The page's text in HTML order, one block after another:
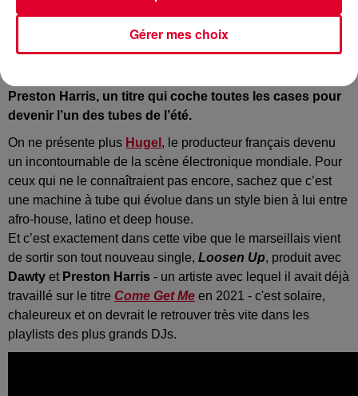
Hugel a dévoilé aujourd’hui son tout nouveau single
Preston Harris, un titre qui coche toutes les cases pour
devenir l’un des tubes de l’été.
On ne présente plus Hugel , le producteur français devenu
un incontournable de la scène électronique mondiale. Pour
ceux qui ne le connaîtraient pas encore, sachez que c’est
une machine à tube qui évolue dans un style bien à lui entre
afro-house, latino et deep house.
Et c’est exactement dans cette vibe que le marseillais vient
de sortir son tout nouveau single, Loosen Up, produit avec
Dawty et Preston Harris - un artiste avec lequel il avait déjà
travaillé sur le titre Come Get Me en 2021 - c'est solaire,
chaleureux et on devrait le retrouver très vite dans les
playlists des plus grands DJs.
Gérer mes choix